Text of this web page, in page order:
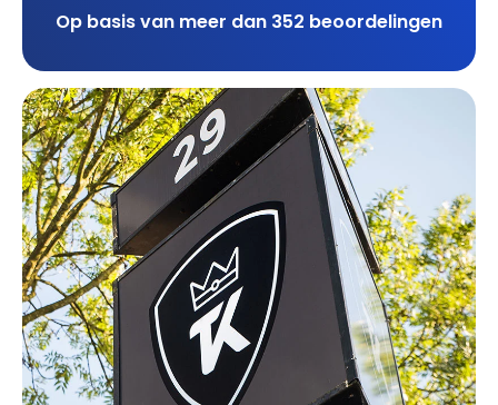
Op basis van meer dan 352 beoordelingen